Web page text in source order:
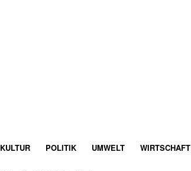
KULTUR POLITIK UMWELT WIRTSCHAFT